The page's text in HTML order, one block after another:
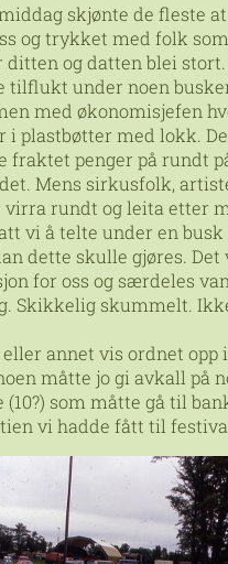
skjønte de fleste
og trykket med folk
ditten og datten blei
tilflukt under noen
med økonomisjefen
i plastbøtter med lokk.
fraktet penger på rundt
Mens sirkusfolk,
rundt og leita etter
vi å telte under en
dette skulle gjøres. Det
for oss og særdeles
Skikkelig skummelt.
annet vis ordnet opp
måtte jo gi avkall på
som måtte gå til
vi hadde fått til